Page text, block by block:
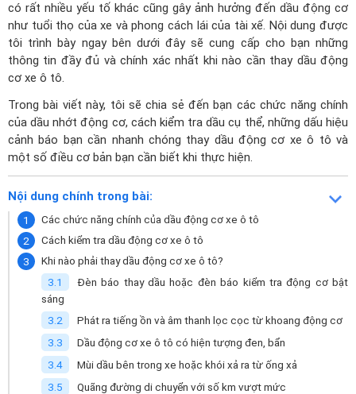
có rất nhiều yếu tố khác cũng gây ảnh hưởng đến dầu động cơ
như tuổi thọ của xe và phong cách lái của tài xế. Nội dung được
tôi trình bày ngay bên dưới đây sẽ cung cấp cho bạn những
thông tin đầy đủ và chính xác nhất khi nào cần thay dầu động
cơ xe ô tô.
Trong bài viết này, tôi sẽ chia sẻ đến bạn các chức năng chính
của dầu nhớt động cơ, cách kiểm tra dầu cụ thể, những dấu hiệu
cảnh báo bạn cần nhanh chóng thay dầu động cơ xe ô tô và
một số điều cơ bản bạn cần biết khi thực hiện.
Nội dung chính trong bài:
Các chức năng chính của dầu động cơ xe ô tô
Cách kiểm tra dầu động cơ xe ô tô
Khi nào phải thay dầu động cơ xe ô tô?
Đèn báo thay dầu hoặc đèn báo kiểm tra động cơ bật
sáng
Phát ra tiếng ồn và âm thanh lọc cọc từ khoang động cơ
Dầu động cơ xe ô tô có hiện tượng đen, bẩn
Mùi dầu bên trong xe hoặc khói xả ra từ ống xả
Quãng đường di chuyển với số km vượt mức